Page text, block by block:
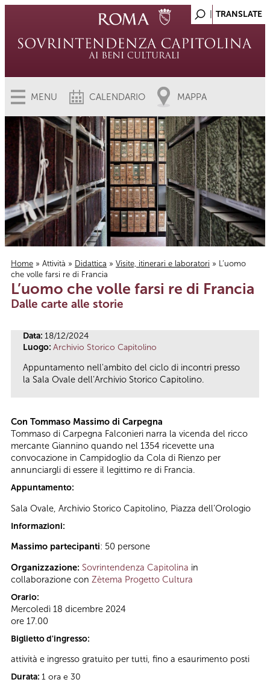
MENU CALENDARIO MAPPA
Tu sei qui
Home » Attività » Didattica » Visite, itinerari e laboratori » L’uomo
che volle farsi re di Francia
L’uomo che volle farsi re di Francia
Dalle carte alle storie
Data: 18/12/2024
Luogo: Archivio Storico Capitolino
Appuntamento nell'ambito del ciclo di incontri presso
la Sala Ovale dell’Archivio Storico Capitolino.
Con Tommaso Massimo di Carpegna
Tommaso di Carpegna Falconieri narra la vicenda del ricco
mercante Giannino quando nel 1354 ricevette una
convocazione in Campidoglio da Cola di Rienzo per
annunciargli di essere il legittimo re di Francia.
Appuntamento:
Sala Ovale, Archivio Storico Capitolino, Piazza dell’Orologio
Informazioni:
Massimo partecipanti: 50 persone
Organizzazione: Sovrintendenza Capitolina in
collaborazione con Zètema Progetto Cultura
Orario:
Mercoledì 18 dicembre 2024
ore 17.00
Biglietto d'ingresso:
attività e ingresso gratuito per tutti, fino a esaurimento posti
Durata: 1 ora e 30